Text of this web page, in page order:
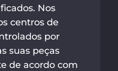
Nos
centros de
por
suas peças
de acordo com